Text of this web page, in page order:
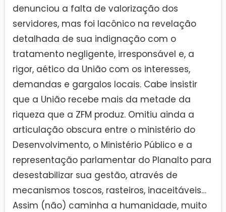
denunciou a falta de valorização dos
servidores, mas foi lacônico na revelação
detalhada de sua indignação com o
tratamento negligente, irresponsável e, a
rigor, aético da União com os interesses,
demandas e gargalos locais. Cabe insistir
que a União recebe mais da metade da
riqueza que a ZFM produz. Omitiu ainda a
articulação obscura entre o ministério do
Desenvolvimento, o Ministério Público e a
representação parlamentar do Planalto para
desestabilizar sua gestão, através de
mecanismos toscos, rasteiros, inaceitáveis…
Assim (não) caminha a humanidade, muito